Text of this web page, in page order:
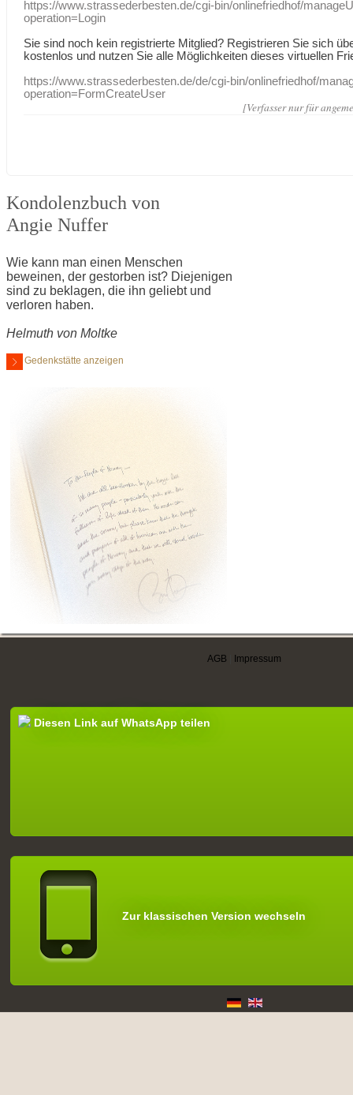
https://www.strassederbesten.de/cgi-bin/onlinefriedhof/
operation=Login
Sie sind noch kein registrierte Mitglied? Registrieren Sie sich
kostenlos und nutzen Sie alle Möglichkeiten dieses virtuellen
https://www.strassederbesten.de/de/cgi-bin/onlinefriedhof/
operation=FormCreateUser
[Verfasser nur für
Kondolenzbuch von
Angie Nuffer
Wie kann man einen Menschen
beweinen, der gestorben ist? Diejenigen
sind zu beklagen, die ihn geliebt und
verloren haben.
Helmuth von Moltke
Gedenkstätte anzeigen
AGB Impressum
Diesen Link auf WhatsApp teilen
Zur klassischen Version wechseln